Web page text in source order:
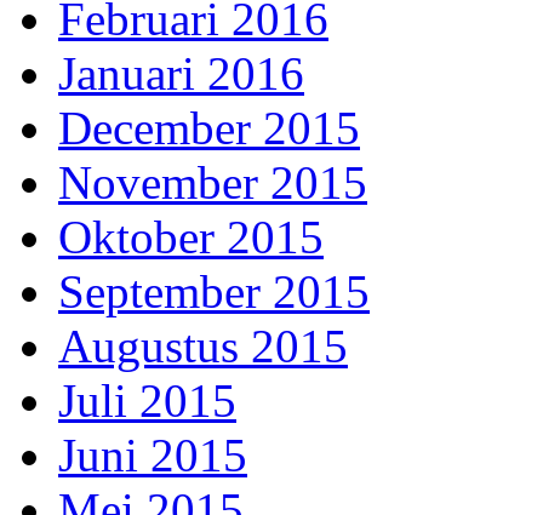
Februari 2016
Januari 2016
December 2015
November 2015
Oktober 2015
September 2015
Augustus 2015
Juli 2015
Juni 2015